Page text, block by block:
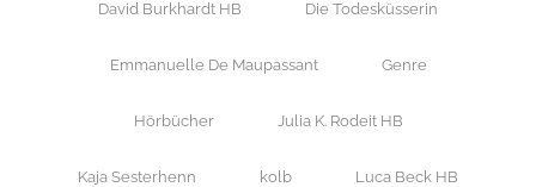
David Burkhardt HB Die Todesküsserin
Emmanuelle De Maupassant Genre
Hörbücher Julia K. Rodeit HB
Kaja Sesterhenn kolb Luca Beck HB